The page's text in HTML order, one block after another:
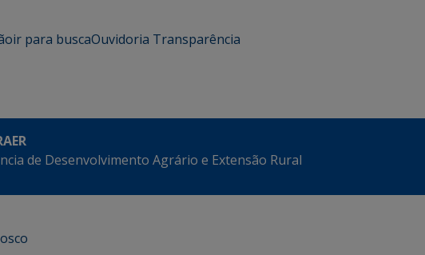
ir para buscaOuvidoria Transparência
de Desenvolvimento Agrário e Extensão Rural